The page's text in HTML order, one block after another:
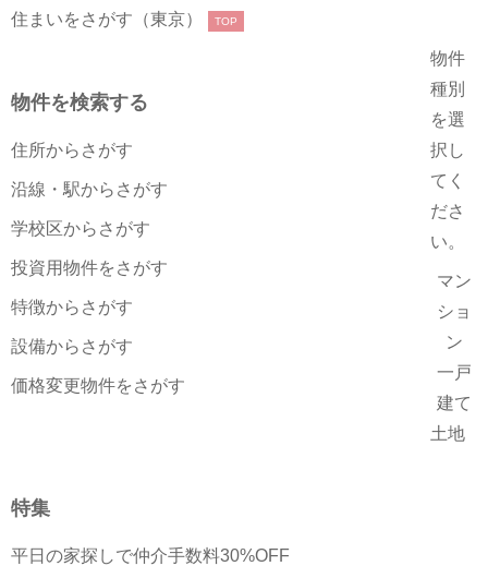
住まいをさがす（東京） TOP
物件を検索する
住所からさがす
沿線・駅からさがす
学校区からさがす
投資用物件をさがす
特徴からさがす
設備からさがす
価格変更物件をさがす
物件
種別
を選
択し
てく
ださ
い。
マン
ショ
ン
一戸
建て
土地
特集
平日の家探しで仲介手数料30%OFF